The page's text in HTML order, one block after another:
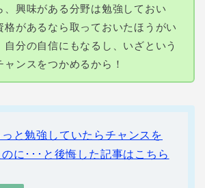
、興味がある分野は勉強しておい
格があるなら取っておいたほうがい
自分の自信にもなるし、いざという
ャンスをつかめるから！
と勉強していたらチャンスを
に･･･と後悔した記事はこちら